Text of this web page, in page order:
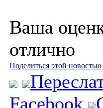
Ваша
отлично
Поделиться этой новостью
Facebook